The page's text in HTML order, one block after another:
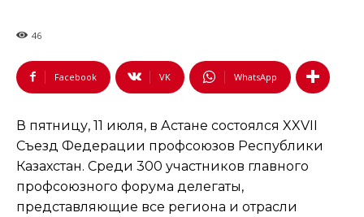
46
Facebook VK WhatsApp
В пятницу, 11 июля, в Астане состоялся XXVII
Съезд Федерации профсоюзов Республики
Казахстан. Среди 300 участников главного
профсоюзного форума делегаты,
представляющие все региона и отрасли